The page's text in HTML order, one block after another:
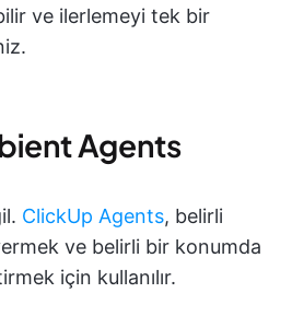
ve ilerlemeyi tek bir
Agents
ClickUp Agents, belirli
ve belirli bir konumda
için kullanılır.